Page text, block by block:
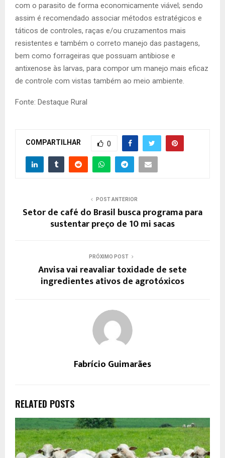
com o parasito de forma economicamente viável; sendo
assim é recomendado associar métodos estratégicos e
táticos de controles, raças e/ou cruzamentos mais
resistentes e também o correto manejo das pastagens,
bem como forrageiras que possuam antibiose e
antixenose às larvas, para compor um manejo mais eficaz
de controle com vistas também ao meio ambiente.
Fonte: Destaque Rural
COMPARTILHAR 0
POST ANTERIOR
Setor de café do Brasil busca programa para
sustentar preço de 10 mi sacas
PRÓXIMO POST
Anvisa vai reavaliar toxidade de sete
ingredientes ativos de agrotóxicos
Fabrício Guimarães
RELATED POSTS